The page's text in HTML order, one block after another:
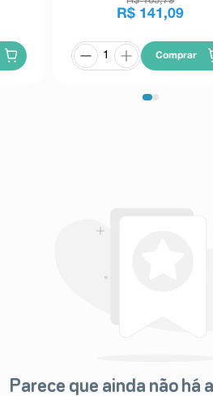
R$ 141 ,09
Comprar
Parece que ainda não há